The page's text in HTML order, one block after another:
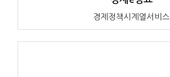
경제정책시계열서비스